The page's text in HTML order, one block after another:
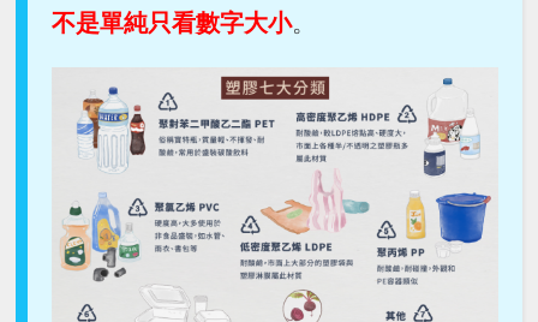
不是單純只看數字大小。